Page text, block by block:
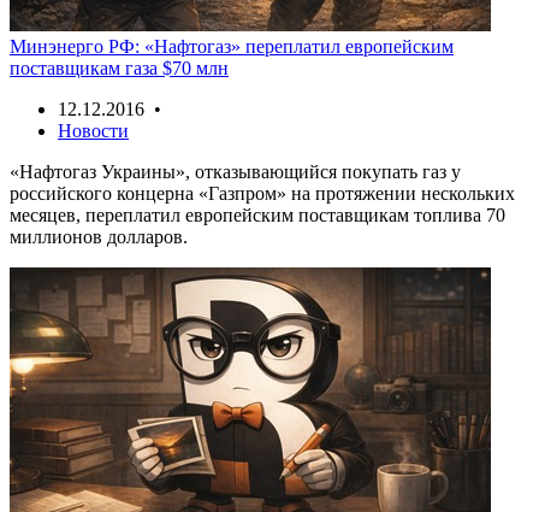
Минэнерго РФ: «Нафтогаз» переплатил европейским
поставщикам газа $70 млн
12.12.2016 •
Новости
«Нафтогаз Украины», отказывающийся покупать газ у
российского концерна «Газпром» на протяжении нескольких
месяцев, переплатил европейским поставщикам топлива 70
миллионов долларов.